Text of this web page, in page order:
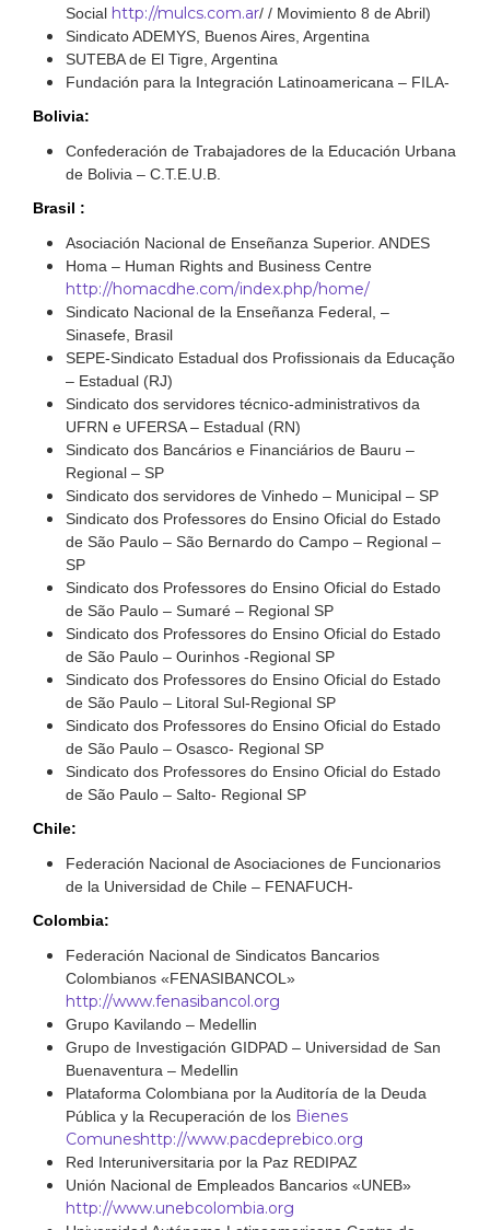
Social http://mulcs.com.ar/ / Movimiento 8 de Abril)
Sindicato ADEMYS, Buenos Aires, Argentina
SUTEBA de El Tigre, Argentina
Fundación para la Integración Latinoamericana – FILA-
Bolivia:
Confederación de Trabajadores de la Educación Urbana
de Bolivia – C.T.E.U.B.
Brasil :
Asociación Nacional de Enseñanza Superior. ANDES
Homa – Human Rights and Business Centre
http://homacdhe.com/index.php/home/
Sindicato Nacional de la Enseñanza Federal, –
Sinasefe, Brasil
SEPE-Sindicato Estadual dos Profissionais da Educação
– Estadual (RJ)
Sindicato dos servidores técnico-administrativos da
UFRN e UFERSA – Estadual (RN)
Sindicato dos Bancários e Financiários de Bauru –
Regional – SP
Sindicato dos servidores de Vinhedo – Municipal – SP
Sindicato dos Professores do Ensino Oficial do Estado
de São Paulo – São Bernardo do Campo – Regional –
SP
Sindicato dos Professores do Ensino Oficial do Estado
de São Paulo – Sumaré – Regional SP
Sindicato dos Professores do Ensino Oficial do Estado
de São Paulo – Ourinhos -Regional SP
Sindicato dos Professores do Ensino Oficial do Estado
de São Paulo – Litoral Sul-Regional SP
Sindicato dos Professores do Ensino Oficial do Estado
de São Paulo – Osasco- Regional SP
Sindicato dos Professores do Ensino Oficial do Estado
de São Paulo – Salto- Regional SP
Chile:
Federación Nacional de Asociaciones de Funcionarios
de la Universidad de Chile – FENAFUCH-
Colombia:
Federación Nacional de Sindicatos Bancarios
Colombianos «FENASIBANCOL»
http://www.fenasibancol.org
Grupo Kavilando – Medellin
Grupo de Investigación GIDPAD – Universidad de San
Buenaventura – Medellin
Plataforma Colombiana por la Auditoría de la Deuda
Pública y la Recuperación de los Bienes
Comuneshttp://www.pacdeprebico.org
Red Interuniversitaria por la Paz REDIPAZ
Unión Nacional de Empleados Bancarios «UNEB»
http://www.unebcolombia.org